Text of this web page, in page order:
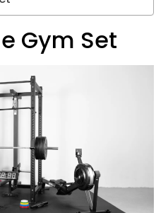
Gym Set